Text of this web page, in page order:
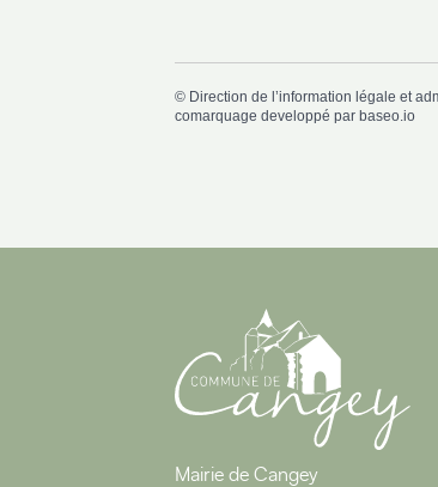
© Direction de l’information légale et
comarquage developpé par baseo.io
Mairie de Cangey